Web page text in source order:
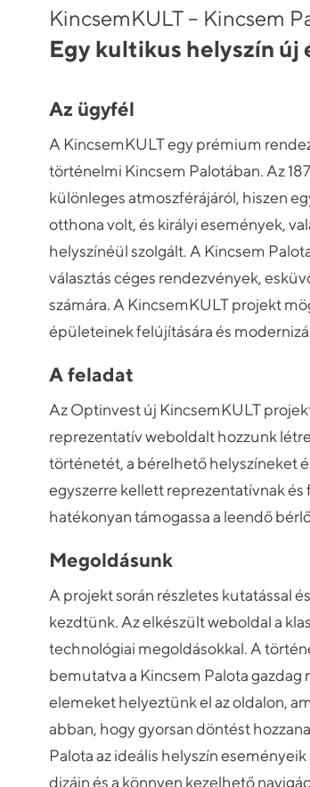
KincsemKULT – Kincsem
Egy kultikus helyszín új
Az ügyfél
A KincsemKULT egy prémium
történelmi Kincsem Palotában. Az
különleges atmoszférájáról, hiszen
otthona volt, és királyi események,
helyszínéül szolgált. A Kincsem
választás céges rendezvények,
számára. A KincsemKULT projekt
épületeinek felújítására és
A feladat
Az Optinvest új KincsemKULT
reprezentatív weboldalt hozzunk
történetét, a bérelhető helyszíneket
egyszerre kellett reprezentatívnak
hatékonyan támogassa a leendő
Megoldásunk
A projekt során részletes kutatással
kezdtünk. Az elkészült weboldal a
technológiai megoldásokkal. A
bemutatva a Kincsem Palota
elemeket helyeztünk el az oldalon,
abban, hogy gyorsan döntést
Palota az ideális helyszín
dizájn és a könnyen kezelhető